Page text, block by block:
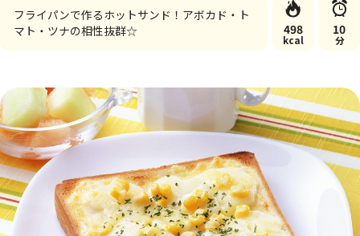
フライパンで作るホットサンド！アボカド・ト
マト・ツナの相性抜群☆
498
kcal
10
分